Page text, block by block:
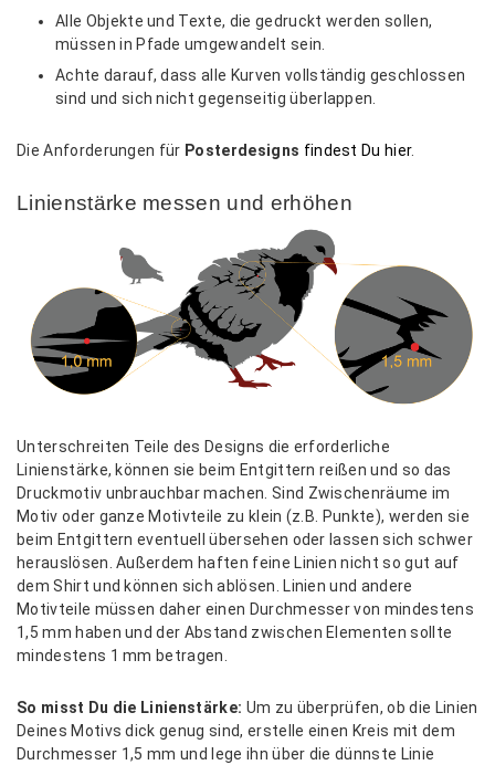
Alle Objekte und Texte, die gedruckt werden sollen,
müssen in Pfade umgewandelt sein.
Achte darauf, dass alle Kurven vollständig geschlossen
sind und sich nicht gegenseitig überlappen.
Die Anforderungen für Posterdesigns findest Du hier.
Linienstärke messen und erhöhen
Unterschreiten Teile des Designs die erforderliche
Linienstärke, können sie beim Entgittern reißen und so das
Druckmotiv unbrauchbar machen. Sind Zwischenräume im
Motiv oder ganze Motivteile zu klein (z.B. Punkte), werden sie
beim Entgittern eventuell übersehen oder lassen sich schwer
herauslösen. Außerdem haften feine Linien nicht so gut auf
dem Shirt und können sich ablösen. Linien und andere
Motivteile müssen daher einen Durchmesser von mindestens
1,5 mm haben und der Abstand zwischen Elementen sollte
mindestens 1 mm betragen.
So misst Du die Linienstärke: Um zu überprüfen, ob die Linien
Deines Motivs dick genug sind, erstelle einen Kreis mit dem
Durchmesser 1,5 mm und lege ihn über die dünnste Linie